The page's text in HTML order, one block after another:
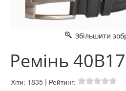
Збільшити
Ремінь
Хіти: 1835 | Рейтинг: